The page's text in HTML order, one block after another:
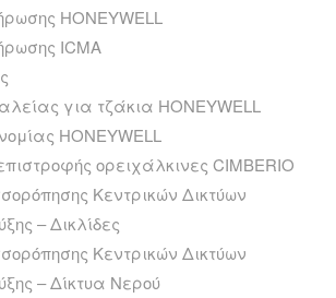
HONEYWELL
ICMA
για τζάκια HONEYWELL
HONEYWELL
ορειχάλκινες CIMBERIO
Κεντρικών Δικτύων
– Δικλίδες
Κεντρικών Δικτύων
– Δίκτυα Νερού